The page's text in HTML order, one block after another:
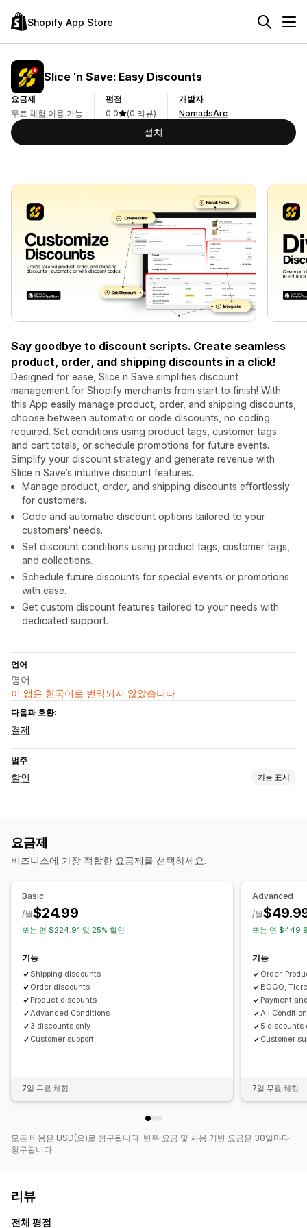
Shopify App Store
Slice 'n Save: Easy Discounts
요금제
무료 체험 이용 가능
평점
0.0
(0 리뷰)
개발자
NomadsArc
설치
Say goodbye to discount scripts. Create seamless
product, order, and shipping discounts in a click!
Designed for ease, Slice n Save simplifies discount
management for Shopify merchants from start to finish! With
this App easily manage product, order, and shipping discounts,
choose between automatic or code discounts, no coding
required. Set conditions using product tags, customer tags
and cart totals, or schedule promotions for future events.
Simplify your discount strategy and generate revenue with
Slice n Save’s intuitive discount features.
Manage product, order, and shipping discounts effortlessly
for customers.
Code and automatic discount options tailored to your
customers' needs.
Set discount conditions using product tags, customer tags,
and collections.
Schedule future discounts for special events or promotions
with ease.
Get custom discount features tailored to your needs with
dedicated support.
언어
영어
이 앱은 한국어로 번역되지 않았습니다
다음과 호환:
결제
범주
할인 기능 표시
수량 구분
카트 할인
결제 할인 기프트 시간 한정 혜택
편집기 도구
현지화 분석
요금제
비즈니스에 가장 적합한 요금제를 선택하세요.
Basic
$24.99
/월
또는 연 $224.91 및 25% 할인
기능
Shipping discounts
Order discounts
Product discounts
Advanced Conditions
3 discounts only
Customer support
7일 무료 체험
Advanced
/월
또는 연
기능
Order,
BOGO,
Payment
All
5 discounts
Customer
7일 무료 체험
모든 비용은 USD(으)로 청구됩니다. 반복 요금 및 사용 기반 요금은 30일마다
청구됩니다.
리뷰
전체 평점